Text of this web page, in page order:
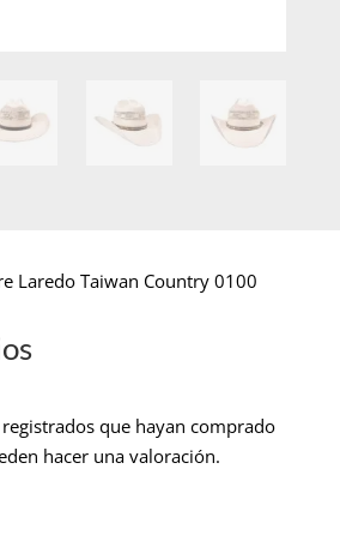
Laredo Taiwan Country 0100
que hayan comprado
hacer una valoración.